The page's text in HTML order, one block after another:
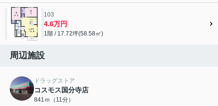
103
4.6万円
1階 / 17.72坪(58.58㎡)
周辺施設
ドラッグストア
コスモス国分寺店
841ｍ（11分）